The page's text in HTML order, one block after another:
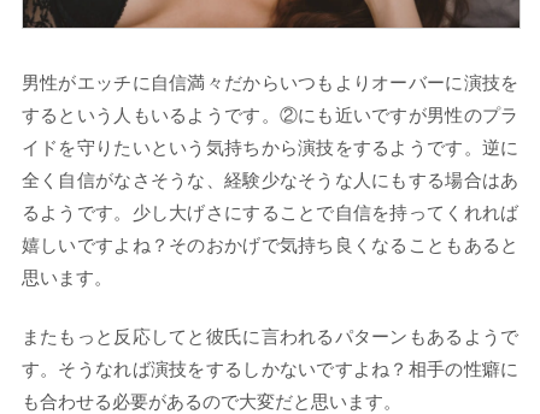
男性がエッチに自信満々だからいつもよりオーバーに演技を
するという人もいるようです。②にも近いですが男性のプラ
イドを守りたいという気持ちから演技をするようです。逆に
全く自信がなさそうな、経験少なそうな人にもする場合はあ
るようです。少し大げさにすることで自信を持ってくれれば
嬉しいですよね？そのおかげで気持ち良くなることもあると
思います。
またもっと反応してと彼氏に言われるパターンもあるようで
す。そうなれば演技をするしかないですよね？相手の性癖に
も合わせる必要があるので大変だと思います。